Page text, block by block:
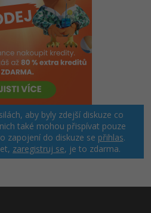
aby byly zdejší diskuze co
také mohou přispívat pouze
zapojení do diskuze se přihlas.
zaregistruj se, je to zdarma.